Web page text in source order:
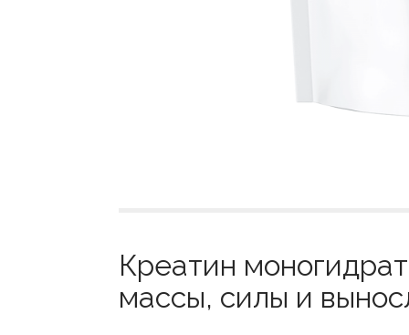
Креатин
массы, силы и